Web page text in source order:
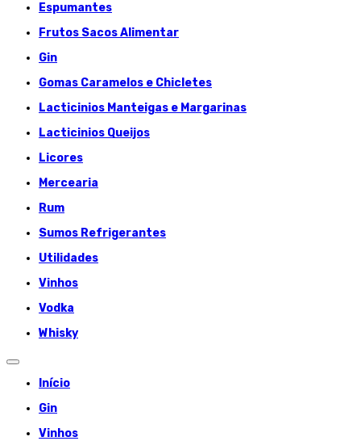
Espumantes
Frutos Sacos Alimentar
Gin
Gomas Caramelos e Chicletes
Lacticinios Manteigas e Margarinas
Lacticinios Queijos
Licores
Mercearia
Rum
Sumos Refrigerantes
Utilidades
Vinhos
Vodka
Whisky
Início
Gin
Vinhos